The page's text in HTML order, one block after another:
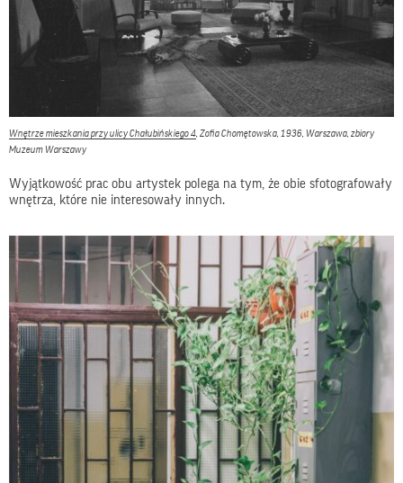
Wnętrze mieszkania przy ulicy Chałubińskiego 4 , Zofia Chomętowska, 1936, Warszawa, zbiory
Muzeum Warszawy
Wyjątkowość prac obu artystek polega na tym, że obie sfotografowały
wnętrza, które nie interesowały innych.